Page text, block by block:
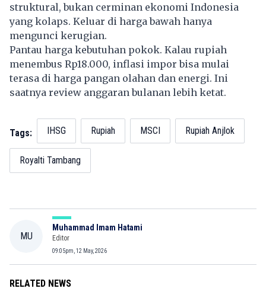
struktural, bukan cerminan ekonomi Indonesia
yang kolaps. Keluar di harga bawah hanya
mengunci kerugian.
Pantau harga kebutuhan pokok. Kalau rupiah
menembus Rp18.000, inflasi impor bisa mulai
terasa di harga pangan olahan dan energi. Ini
saatnya review anggaran bulanan lebih ketat.
Tags: IHSG Rupiah MSCI Rupiah Anjlok
Royalti Tambang
MU
Muhammad Imam Hatami
Editor
09:05pm, 12 May, 2026
RELATED NEWS